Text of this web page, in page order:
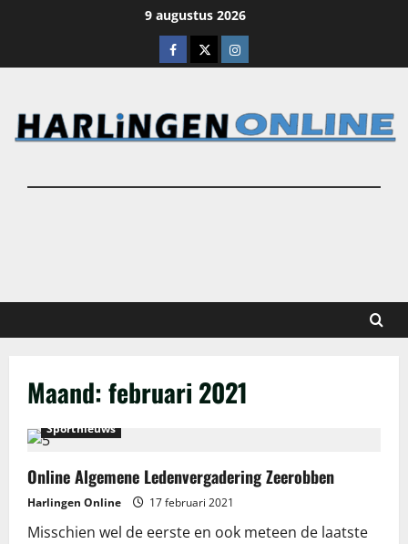
9 augustus 2026
Facebook
X Instagram
Maand:februari 2021
Sportnieuws
Online Algemene Ledenvergadering Zeerobben
Harlingen Online 17 februari 2021
Misschien wel de eerste en ook meteen de laatste